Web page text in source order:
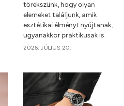
törekszünk, hogy olyan
elemeket találjunk, amik
esztétikai élményt nyújtanak,
ugyanakkor praktikusak is.
2026. JÚLIUS 20.